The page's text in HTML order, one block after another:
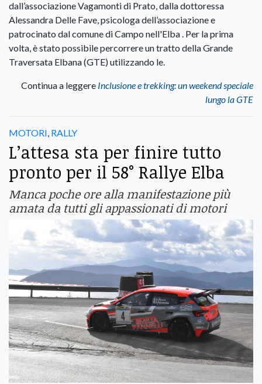
dall’associazione Vagamonti di Prato, dalla dottoressa
Alessandra Delle Fave, psicologa dell’associazione e
patrocinato dal comune di Campo nell'Elba . Per la prima
volta, è stato possibile percorrere un tratto della Grande
Traversata Elbana (GTE) utilizzando le.
Continua a leggere Inclusione e trekking: un weekend speciale
lungo la GTE
MOTORI, RALLY
L’attesa sta per finire tutto
pronto per il 58° Rallye Elba
Manca poche ore alla manifestazione più
amata da tutti gli appassionati di motori